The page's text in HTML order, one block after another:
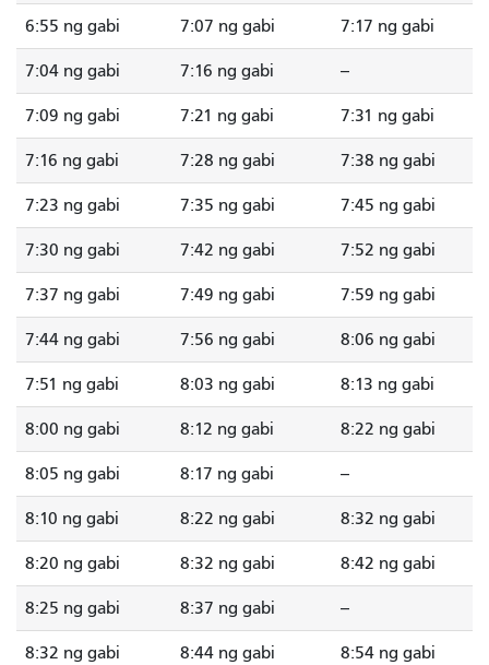
6:55 ng gabi 7:07 ng gabi 7:17 ng gabi
7:04 ng gabi 7:16 ng gabi --
7:09 ng gabi 7:21 ng gabi 7:31 ng gabi
7:16 ng gabi 7:28 ng gabi 7:38 ng gabi
7:23 ng gabi 7:35 ng gabi 7:45 ng gabi
7:30 ng gabi 7:42 ng gabi 7:52 ng gabi
7:37 ng gabi 7:49 ng gabi 7:59 ng gabi
7:44 ng gabi 7:56 ng gabi 8:06 ng gabi
7:51 ng gabi 8:03 ng gabi 8:13 ng gabi
8:00 ng gabi 8:12 ng gabi 8:22 ng gabi
8:05 ng gabi 8:17 ng gabi --
8:10 ng gabi 8:22 ng gabi 8:32 ng gabi
8:20 ng gabi 8:32 ng gabi 8:42 ng gabi
8:25 ng gabi 8:37 ng gabi --
8:32 ng gabi 8:44 ng gabi 8:54 ng gabi